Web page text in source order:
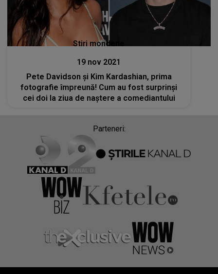
Stiri mondene
19 nov 2021
Pete Davidson și Kim Kardashian, prima
fotografie împreună! Cum au fost surprinşi
cei doi la ziua de naștere a comediantului
Parteneri: